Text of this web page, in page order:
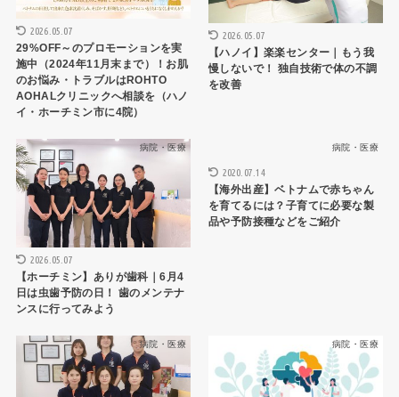
2026.05.07
29%OFF～のプロモーションを実
施中（2024年11月末まで）！お肌
のお悩み・トラブルはROHTO
AOHALクリニックへ相談を（ハノ
イ・ホーチミン市に4院）
2026.05.07
【ハノイ】楽楽センター｜もう我
慢しないで！ 独自技術で体の不調
を改善
病院・医療
2026.05.07
【ホーチミン】ありが歯科｜6月4
日は虫歯予防の日！ 歯のメンテナ
ンスに行ってみよう
病院・医療
2020.07.14
【海外出産】ベトナムで赤ちゃん
を育てるには？子育てに必要な製
品や予防接種などをご紹介
病院・医療 病院・医療